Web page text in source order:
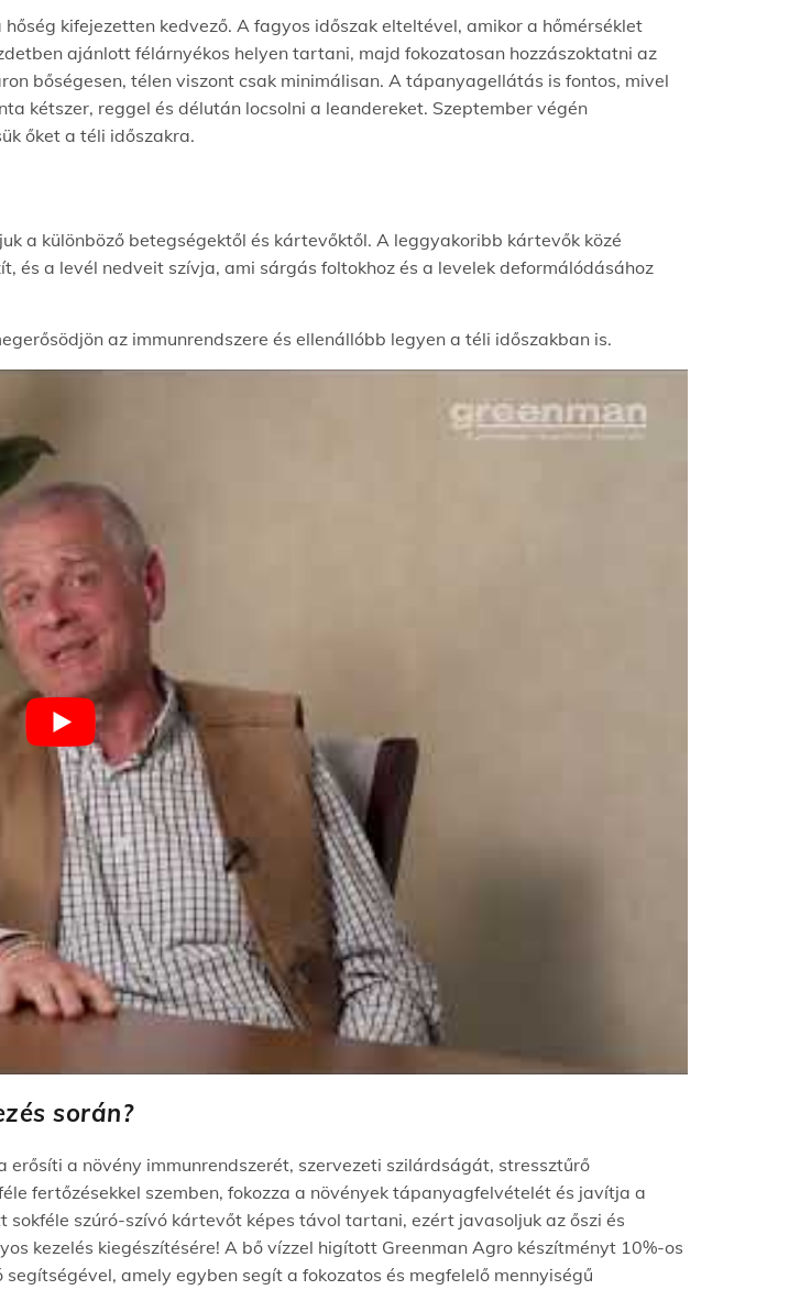
kifejezetten kedvező. A fagyos időszak elteltével, amikor a hőmérséklet
ajánlott félárnyékos helyen tartani, majd fokozatosan hozzászoktatni az
bőségesen, télen viszont csak minimálisan. A tápanyagellátás is fontos, mivel
kétszer, reggel és délután locsolni a leandereket. Szeptember végén
őket a téli időszakra.
a különböző betegségektől és kártevőktől. A leggyakoribb kártevők közé
a levél nedveit szívja, ami sárgás foltokhoz és a levelek deformálódásához
az immunrendszere és ellenállóbb legyen a téli időszakban is.
során?
a növény immunrendszerét, szervezeti szilárdságát, stressztűrő
fertőzésekkel szemben, fokozza a növények tápanyagfelvételét és javítja a
szúró-szívó kártevőt képes távol tartani, ezért javasoljuk az őszi és
kezelés kiegészítésére! A bő vízzel higított Greenman Agro készítményt 10%-os
amely egyben segít a fokozatos és megfelelő mennyiségű